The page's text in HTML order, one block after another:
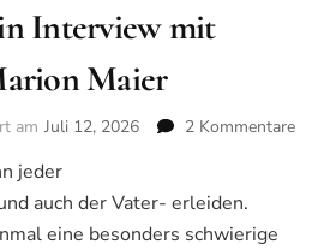
Interview mit
Maier
am Juli 12, 2026 2 Kommentare
jeder
auch der Vater- erleiden.
eine besonders schwierige